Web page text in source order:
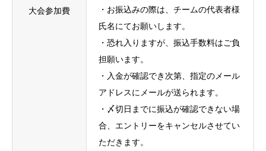
大会参加費
・お振込みの際は、チームの代表者様
氏名にてお願いします。
・恐れ入りますが、振込手数料はご負
担願います。
・入金が確認でき次第、指定のメール
アドレスにメールが送られます。
・〆切日までに振込が確認できない場
合、エントリーをキャンセルさせてい
ただきます。